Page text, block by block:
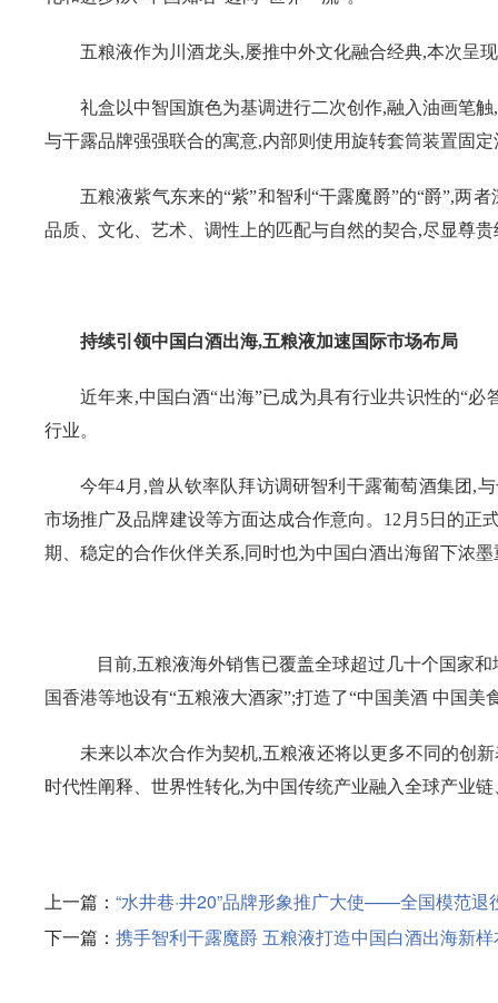
五粮液作为川酒龙头,屡推中外文化融合经典,本次呈
礼盒以中智国旗色为基调进行二次创作,融入油画笔
与干露品牌强强联合的寓意,内部则使用旋转套筒装置固
五粮液紫气东来的“紫”和智利“干露魔爵”的“爵”,两
品质、文化、艺术、调性上的匹配与自然的契合,尽显尊贵
持续引领中国白酒出海,五粮液加速国际市场布局
近年来,中国白酒“出海”已成为具有行业共识性的“
行业。
今年4月,曾从钦率队拜访调研智利干露葡萄酒集团,
市场推广及品牌建设等方面达成合作意向。12月5日的正
期、稳定的合作伙伴关系,同时也为中国白酒出海留下浓
目前,五粮液海外销售已覆盖全球超过几十个国家
国香港等地设有“五粮液大酒家”;打造了“中国美酒 中国美
未来以本次合作为契机,五粮液还将以更多不同的创
时代性阐释、世界性转化,为中国传统产业融入全球产业
上一篇： “水井巷·井20”品牌形象推广大使——全国模范退
下一篇： 携手智利干露魔爵 五粮液打造中国白酒出海新